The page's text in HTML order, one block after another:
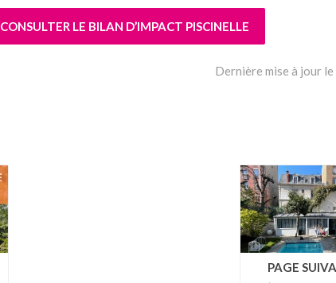
CONSULTER LE BILAN D’IMPACT PISCINELLE
Dernière mise à jour
PAGE